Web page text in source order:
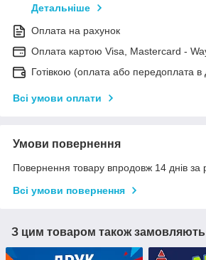
Детальніше
Оплата на рахунок
Оплата картою Visa, Mastercard -
Готівкою (оплата або передоплата в
Всі умови оплати
Умови повернення
Повернення товару впродовж 14 днів за
Всі умови повернення
З цим товаром також замовляють